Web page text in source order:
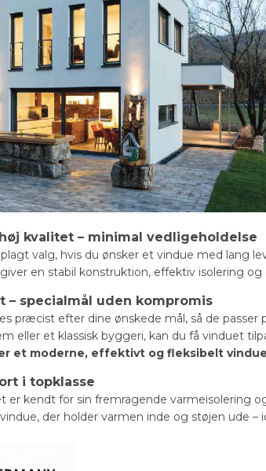
kvalitet – minimal vedligeholdelse
valg, hvis du ønsker et vindue med lang
en stabil konstruktion, effektiv isolering og
– specialmål uden kompromis
præcist efter dine ønskede mål, så de
eller et klassisk byggeri, kan du få vinduet
et moderne, effektivt og fleksibelt
i topklasse
er kendt for sin fremragende varmeisolering
der holder varmen inde og støjen ude –